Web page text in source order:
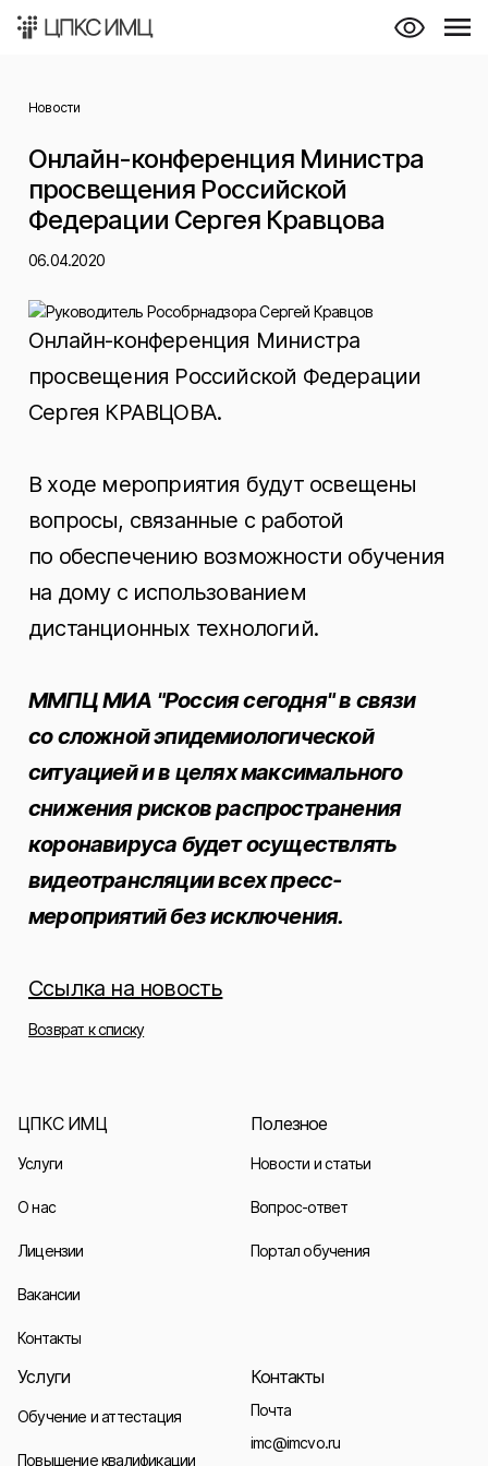
Новости
Онлайн-конференция Министра
просвещения Российской
Федерации Сергея Кравцова
06.04.2020
Онлайн-конференция Министра
просвещения Российской Федерации
Сергея КРАВЦОВА.
В ходе мероприятия будут освещены
вопросы, связанные с работой
по обеспечению возможности обучения
на дому с использованием
дистанционных технологий.
ММПЦ МИА "Россия сегодня" в связи
со сложной эпидемиологической
ситуацией и в целях максимального
снижения рисков распространения
коронавируса будет осуществлять
видеотрансляции всех пресс-
мероприятий без исключения.
Ссылка на новость
Возврат к списку
ЦПКС ИМЦ
Услуги
О нас
Лицензии
Вакансии
Контакты
Полезное
Новости и статьи
Вопрос-ответ
Портал обучения
Услуги
Обучение и аттестация
Повышение квалификации
Контакты
Почта
imc@imcvo.ru